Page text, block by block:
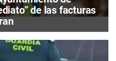
de las facturas